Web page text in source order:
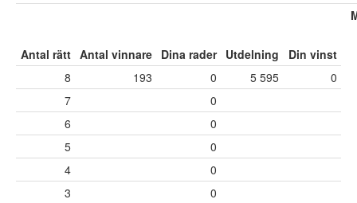
Antal rätt Antal vinnare Dina rader Utdelning
Din vinst
8
193 0 5 595
0
7
0
6
0
5
0
4
0
3
0